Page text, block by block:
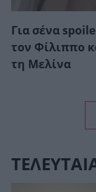
Για σένα
τον Φίλιππο
τη Μελίνα